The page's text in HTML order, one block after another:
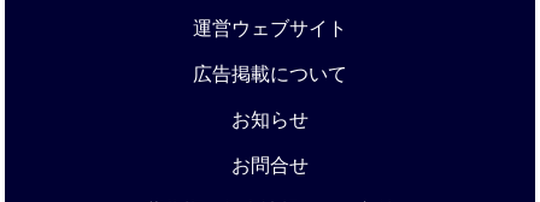
運営ウェブサイト
広告掲載について
お知らせ
お問合せ